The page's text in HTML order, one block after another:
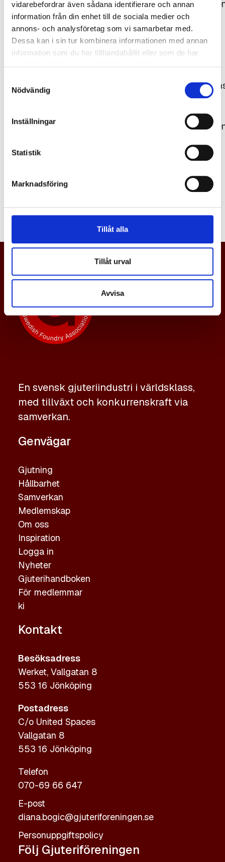
vidarebefordrar även sådana identifierare och annan
information från din enhet till de sociala medier och
annons- och analysföretag som vi samarbetar med.
Dessa kan i sin tur kombinera informationen med annan
information som du har tillhandahållit eller som de har
Nödvändig
Inställningar
Statistik
Marknadsföring
Tillåt alla
Tillåt urval
Avvisa
respektive
fotograf.
Källan ska
uppges,
fotografens/
företagets
En svensk gjuteriindustri i världsklass,
med tillväxt och konkurrenskraft via
samverkan.
Genvägar
Gjutning
Hållbarhet
Samverkan
Medlemskap
Om oss
Inspiration
Logga in
Nyheter
Gjuterihandboken
För medlemmar
ki
Kontakt
Besöksadress
Werket, Vallgatan 8
553 16 Jönköping
Postadress
C/o United Spaces
Vallgatan 8
553 16 Jönköping
Telefon
070-69 66 647
E-post
diana.bogic@gjuteriforeningen.se
Personuppgiftspolicy
Följ Gjuteriföreningen